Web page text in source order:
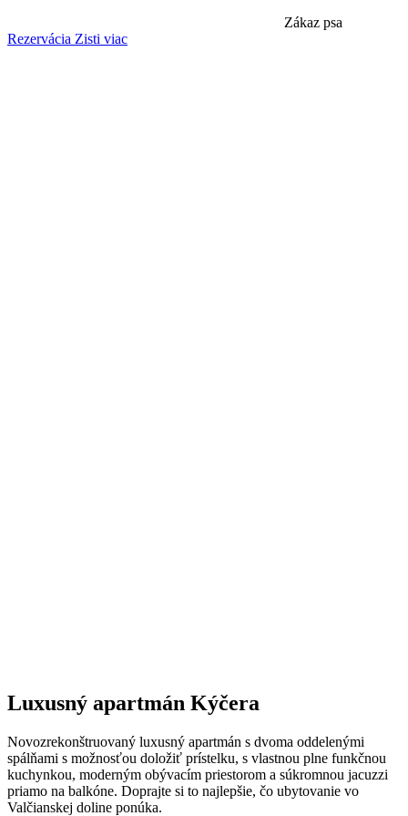
Zákaz psa
Rezervácia Zisti viac
Luxusný apartmán Kýčera
Novozrekonštruovaný luxusný apartmán s dvoma oddelenými
spálňami s možnosťou doložiť prístelku, s vlastnou plne funkčnou
kuchynkou, moderným obývacím priestorom a súkromnou jacuzzi
priamo na balkóne. Doprajte si to najlepšie, čo ubytovanie vo
Valčianskej doline ponúka.